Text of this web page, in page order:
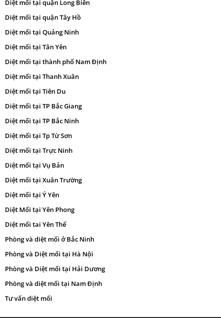
Diệt mối tại quận Long Biên
Diệt mối tại quận Tây Hồ
Diệt mối tại Quảng Ninh
Diệt mối tại Tân Yên
Diệt mối tại thành phố Nam Định
Diệt mối tại Thanh Xuân
Diệt mối tại Tiên Du
Diệt mối tại TP Bắc Giang
Diệt mối tại TP Bắc Ninh
Diệt mối tại Tp Từ Sơn
Diệt mối tại Trực Ninh
Diệt mối tại Vụ Bản
Diệt mối tại Xuân Trường
Diệt mối tại Ý Yên
Diệt Mối tại Yên Phong
Diệt mối tai Yên Thế
Phòng và diệt mối ở Bắc Ninh
Phòng và Diệt mối tại Hà Nội
Phòng và Diệt mối tại Hải Dương
Phòng và diệt mối tại Nam Định
Tư vấn diệt mối